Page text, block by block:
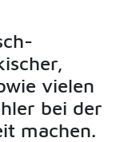
vielen
bei der
machen.